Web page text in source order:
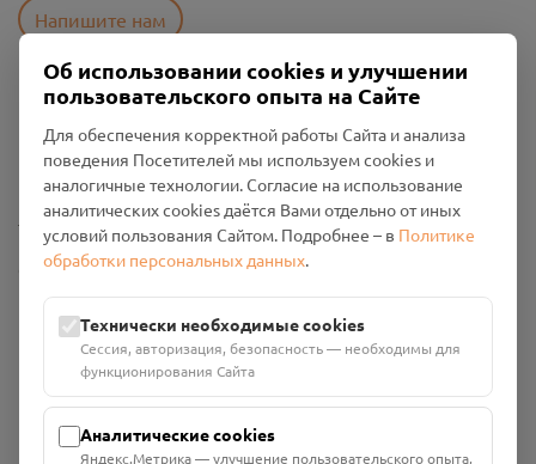
Напишите нам
Политика конфиденциальности
Промо-материалы
Настройки cookies
Общество с ограниченной ответственностью «Смоленский
Проект Помним»
ИНН: 6700029207 ОГРН: 1256700001986
Юридический адрес: 216790, Смоленская область, р-н
Руднянский, г. Рудня, улица Западная, д. 26А, пом. 18
Номер счёта: 40702810901130004287 в АО "АЛЬФА-БАНК"
Об использовании cookies и улучшении
пользовательского опыта на Сайте
Для обеспечения корректной работы Сайта и анализа
поведения Посетителей мы используем cookies и
аналогичные технологии. Согласие на использование
аналитических cookies даётся Вами отдельно от иных
условий пользования Сайтом. Подробнее – в Политике
обработки персональных данных.
Технически необходимые cookies
Сессия, авторизация, безопасность — необходимы для
функционирования Сайта
Аналитические cookies
Яндекс.Метрика — улучшение пользовательского опыта,